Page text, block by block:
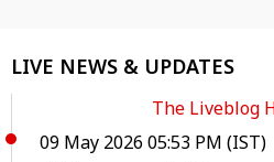
LIVE NEWS & UPDATES
The Liveblog
09 May 2026 05:53 PM (IST)